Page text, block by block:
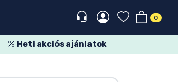
0
Heti akciós ajánlatok